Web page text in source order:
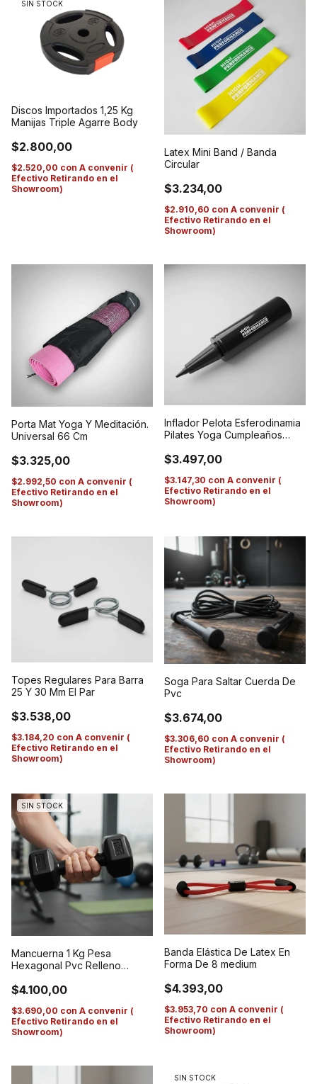
SIN STOCK
Discos Importados 1,25 Kg
Manijas Triple Agarre Body
$2.800,00
$2.520,00 con A convenir (
Efectivo Retirando en el
Showroom)
Latex Mini Band / Banda
Circular
$3.234,00
$2.910,60 con A convenir (
Efectivo Retirando en el
Showroom)
Porta Mat Yoga Y Meditación.
Universal 66 Cm
$3.325,00
$2.992,50 con A convenir (
Efectivo Retirando en el
Showroom)
Inflador Pelota Esferodinamia
Pilates Yoga Cumpleaños
$3.497,00
$3.147,30 con A convenir (
Efectivo Retirando en el
Showroom)
Topes Regulares Para Barra
25 Y 30 Mm El Par
$3.538,00
$3.184,20 con A convenir (
Efectivo Retirando en el
Showroom)
Soga Para Saltar Cuerda De
Pvc
$3.674,00
$3.306,60 con A convenir (
Efectivo Retirando en el
Showroom)
SIN STOCK
Mancuerna 1 Kg Pesa
Hexagonal Pvc Relleno
$4.100,00
$3.690,00 con A convenir (
Efectivo Retirando en el
Showroom)
Banda Elástica De Latex En
Forma De 8 medium
$4.393,00
$3.953,70 con A convenir (
Efectivo Retirando en el
Showroom)
SIN STOCK